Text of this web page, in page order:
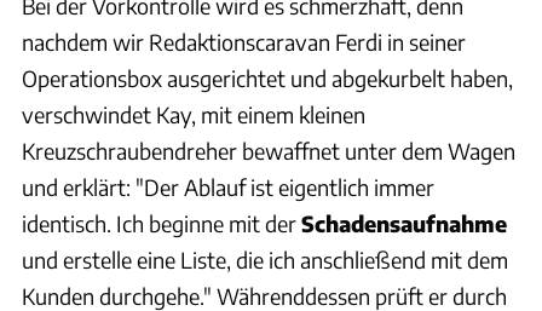
nachdem wir Redaktionscaravan Ferdi in seiner
Operationsbox ausgerichtet und abgekurbelt haben,
verschwindet Kay, mit einem kleinen
Kreuzschraubendreher bewaffnet unter dem Wagen
und erklärt: "Der Ablauf ist eigentlich immer
identisch. Ich beginne mit derSchadensaufnahme
und erstelle eine Liste, die ich anschließend mit dem
Kunden durchgehe." Währenddessen prüft er durch